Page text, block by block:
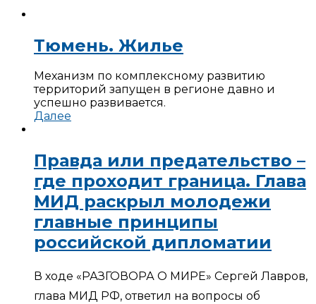
Тюмень. Жилье
Механизм по комплексному развитию
территорий запущен в регионе давно и
успешно развивается.
Далее
Правда или предательство –
где проходит граница. Глава
МИД раскрыл молодежи
главные принципы
российской дипломатии
В ходе «РАЗГОВОРА О МИРЕ» Сергей Лавров,
глава МИД РФ, ответил на вопросы об